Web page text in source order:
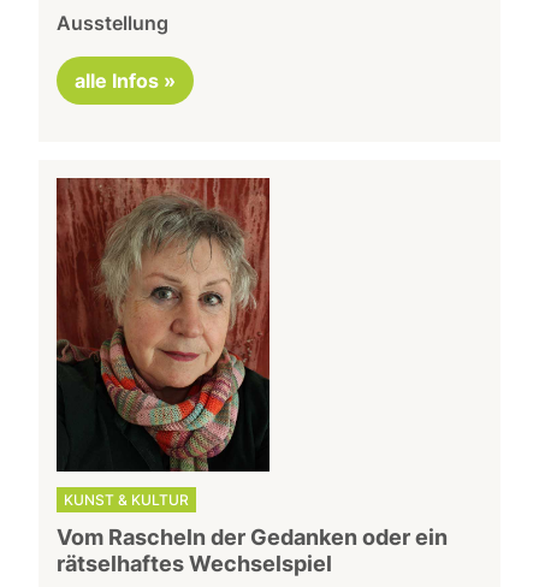
Ausstellung
alle Infos »
KUNST & KULTUR
Vom Rascheln der Gedanken oder ein
rätselhaftes Wechselspiel